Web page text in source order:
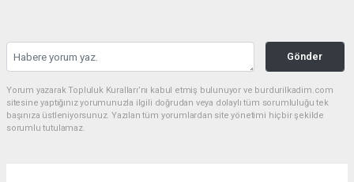
Gönder
Yorum yazarak Topluluk Kuralları’nı kabul etmiş bulunuyor ve burdurilkadim.com
sitesine yaptığınız yorumunuzla ilgili doğrudan veya dolaylı tüm sorumluluğu tek
başınıza üstleniyorsunuz. Yazılan tüm yorumlardan site yönetimi hiçbir şekilde
sorumlu tutulamaz.